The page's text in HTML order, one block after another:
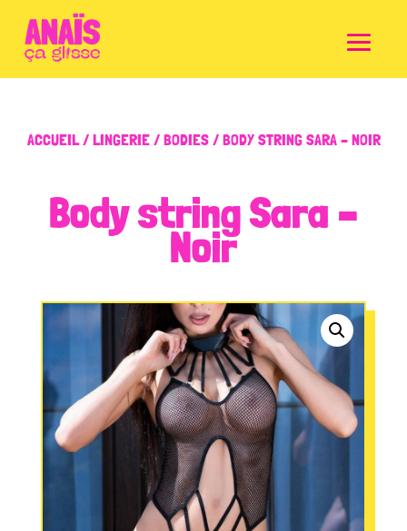
ACCUEIL/LINGERIE/BODIES/ BODY STRING SARA – NOIR
Body string Sara –
Noir